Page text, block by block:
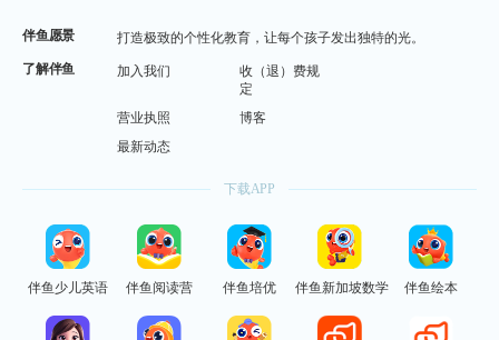
伴鱼愿景
打造极致的个性化教育，让每个孩子发出独特的光。
了解伴鱼
加入我们
收（退）费规
定
营业执照
博客
最新动态
下载APP
伴鱼少儿英语 伴鱼阅读营 伴鱼培优 伴鱼新加坡数学 伴鱼绘本